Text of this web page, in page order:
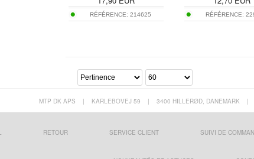
RÉFÉRENCE: 214625 RÉFÉRENCE:
MTP DK APS | KARLEBOVEJ 59 | 3400 HILLERØD, DANEMARK |
RETOUR SERVICE CLIENT SUIVI DE